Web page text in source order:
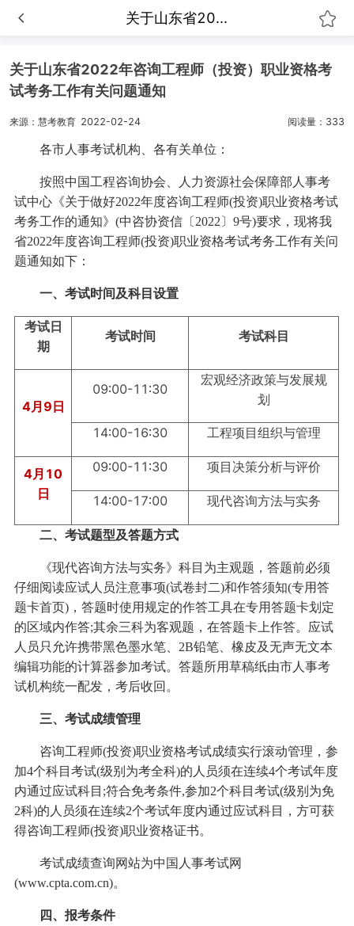
关于山东省20...
关于山东省2022年咨询工程师（投资）职业资格考
试考务工作有关问题通知
来源：慧考教育 2022-02-24 阅读量：333
各市人事考试机构、各有关单位：
按照中国工程咨询协会、人力资源社会保障部人事考
试中心《关于做好2022年度咨询工程师(投资)职业资格考试
考务工作的通知》(中咨协资信〔2022〕9号)要求，现将我
省2022年度咨询工程师(投资)职业资格考试考务工作有关问
题通知如下：
一、考试时间及科目设置
考试日
期
考试时间 考试科目
4月9日
09∶00-11∶30
宏观经济政策与发展规
划
14∶00-16∶30 工程项目组织与管理
4月10
日
09∶00-11∶30 项目决策分析与评价
14∶00-17∶00 现代咨询方法与实务
二、考试题型及答题方式
《现代咨询方法与实务》科目为主观题，答题前必须
仔细阅读应试人员注意事项(试卷封二)和作答须知(专用答
题卡首页)，答题时使用规定的作答工具在专用答题卡划定
的区域内作答;其余三科为客观题，在答题卡上作答。应试
人员只允许携带黑色墨水笔、2B铅笔、橡皮及无声无文本
编辑功能的计算器参加考试。答题所用草稿纸由市人事考
试机构统一配发，考后收回。
三、考试成绩管理
咨询工程师(投资)职业资格考试成绩实行滚动管理，参
加4个科目考试(级别为考全科)的人员须在连续4个考试年度
内通过应试科目;符合免考条件,参加2个科目考试(级别为免
2科)的人员须在连续2个考试年度内通过应试科目，方可获
得咨询工程师(投资)职业资格证书。
考试成绩查询网站为中国人事考试网
(www.cpta.com.cn)。
四、报考条件